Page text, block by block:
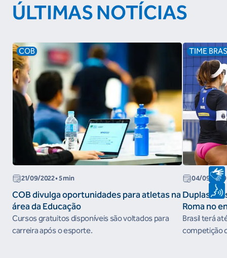
ÚLTIMAS NOTÍCIAS
COB
21/09/2022• 5 min
COB divulga oportunidades para atletas na
área da Educação
Cursos gratuitos disponíveis são voltados para
carreira após o esporte.
TIME
04/09/2019
Duplas
Roma no
do
Brasil terá
competição